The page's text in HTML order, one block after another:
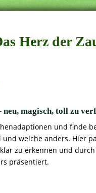
Herz der
neu, magisch, toll zu
und finde
und welche anders. Hier
zu erkennen und
präsentiert.